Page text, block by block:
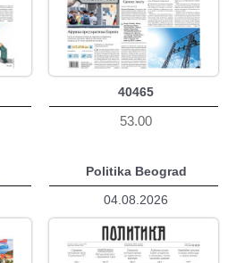
40465
53.00
Politika Beograd
04.08.2026